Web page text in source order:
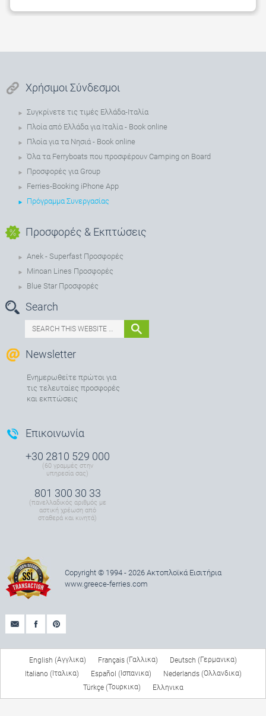
Χρήσιμοι Σύνδεσμοι
Συγκρίνετε τις τιμές Ελλάδα-Ιταλία
Πλοία από Ελλάδα για Ιταλία - Book online
Πλοία για τα Νησιά - Book online
Όλα τα Ferryboats που προσφέρουν Camping on Board
Προσφορές για Group
Ferries-Booking iPhone App
Πρόγραμμα Συνεργασίας
Προσφορές & Εκπτώσεις
Anek - Superfast Προσφορές
Minoan Lines Προσφορές
Blue Star Προσφορές
Search
Newsletter
Ενημερωθείτε πρώτοι για
τις τελευταίες προσφορές
και εκπτώσεις
Επικοινωνία
+30 2810 529 000
(60 γραμμές στην
υπηρεσία σας)
801 300 30 33
(πανελλαδικός αριθμός με
αστική χρέωση από
σταθερά και κινητά)
Copyright © 1994 - 2026 Ακτοπλοϊκά Εισιτήρια
www.greece-ferries.com
English (Αγγλικα) Français (Γαλλικα) Deutsch (Γερμανικα)
Italiano(Ιταλικα) Español (Ισπανικα) Nederlands(Ολλανδικα)
Türkçe(Τουρκικα) Ελληνικα